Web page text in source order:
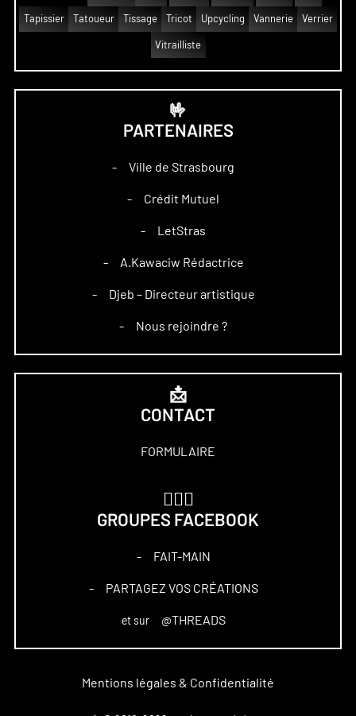
Tapissier Tatoueur Tissage Tricot Upcycling Vannerie Verrier
Vitrailliste
🤟
PARTENAIRES
– Ville de Strasbourg
– Crédit Mutuel
– LetStras
– A.Kawaciw Rédactrice
– Djeb – Directeur artistique
– Nous rejoindre ?
📩
CONTACT
FORMULAIRE
GROUPES FACEBOOK
– FAIT-MAIN
– PARTAGEZ VOS CRÉATIONS
et sur @THREADS
Mentions légales & Confidentialité